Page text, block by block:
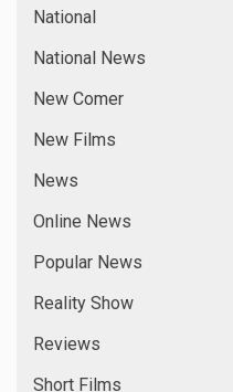
National
National News
New Comer
New Films
News
Online News
Popular News
Reality Show
Reviews
Short Films